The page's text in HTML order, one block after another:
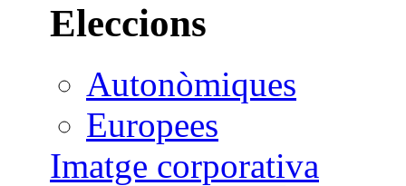
Eleccions
Autonòmiques
Europees
Imatge corporativa